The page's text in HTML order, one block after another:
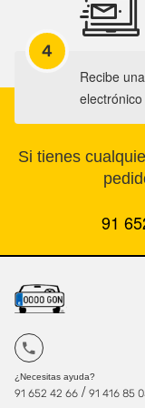
4
Recibe
electrónico
Si tienes
91
¿Necesitas ayuda?
91 652 42 66 / 91 416 85